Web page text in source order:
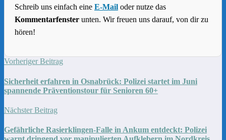
Schreib uns einfach eine E-Mail oder nutze das
Kommentarfenster unten. Wir freuen uns darauf, von dir zu
hören!
Vorheriger Beitrag
Sicherheit erfahren in Osnabrück: Polizei startet im Juni
spannende Präventionstour für Senioren 60+
Nächster Beitrag
Gefährliche Rasierklingen-Falle in Ankum entdeckt: Polizei